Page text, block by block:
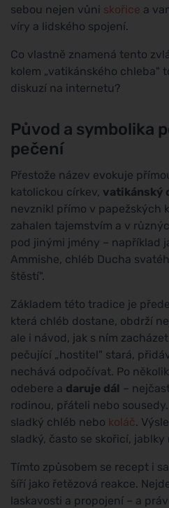
sebou nejen vůni skořice a
víry a lidského spojení.
Co vlastně znamená tento
kolem „vatikánského chleba"
diskuzí na internetu?
Původ a symbolika
pečení
Přestože název evokuje
katolickou církev, vatikánský
nevznikl přímo v papežských
zahalen tajemstvím a v
pod jinými jmény – například
Ammishe, chléb Ducha
štěstí".
Základem této tradice je
která chléb dostane, obdrží
ale i návod, jak s ním
pečující „hostitel" stará,
nechává odpočívat. Po
odebere a daruje dál –
rodinou, přáteli nebo
sladký chléb nebo koláč.
sladký, často se skořicí, jablky
Tímto způsobem se recept i
šíří jako řetězová reakce.
laskavosti a propojení – a